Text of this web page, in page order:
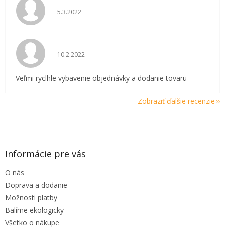
Hodnotenie obchodu je 5 z 5 hviezdičiek.
5.3.2022
Hodnotenie obchodu je 5 z 5 hviezdičiek.
10.2.2022
Veľmi ryclhle vybavenie objednávky a dodanie tovaru
Zobraziť ďalšie recenzie
Z
Informácie pre vás
O nás
Doprava a dodanie
Možnosti platby
Balíme ekologicky
Všetko o nákupe